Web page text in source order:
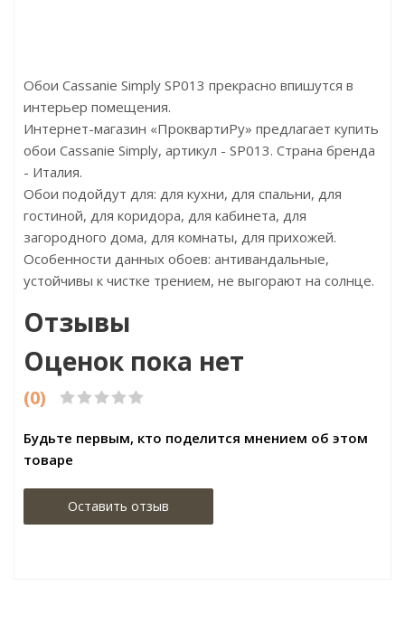
Обои Cassanie Simply SP013 прекрасно впишутся в
интерьер помещения.
Интернет-магазин «ПроквартиРу» предлагает купить
обои Cassanie Simply, артикул - SP013. Страна бренда
- Италия.
Обои подойдут для: для кухни, для спальни, для
гостиной, для коридора, для кабинета, для
загородного дома, для комнаты, для прихожей.
Особенности данных обоев: антивандальные,
устойчивы к чистке трением, не выгорают на солнце.
Отзывы
Оценок пока нет
(0)
Будьте первым, кто поделится мнением об этом
товаре
Оставить отзыв